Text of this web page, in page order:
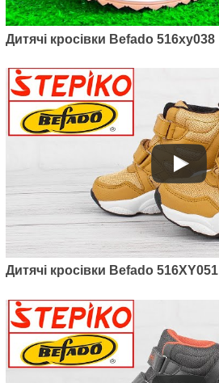
Артикул: 515Y002
Trek 515Y002
1450
Артикул: 515Y001
Дитячі трекінгові кросівки Befado
Trek 515Y001
1250грн.
Дитячі кросівки Befado 516xy038
Дитячі кросівки Befado 516XY051